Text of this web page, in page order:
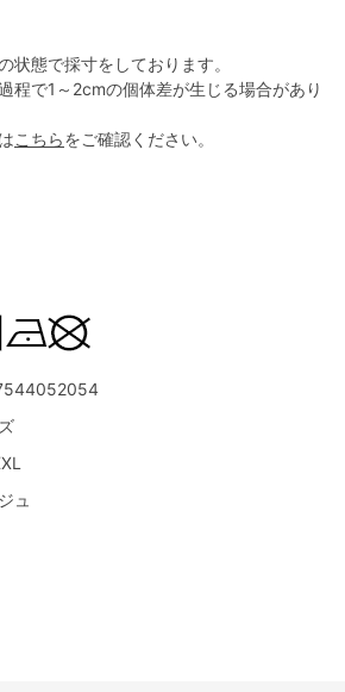
ュ
状態で採寸をしております。
程で1～2cmの個体差が生じる場合があり
こちらをご確認ください。